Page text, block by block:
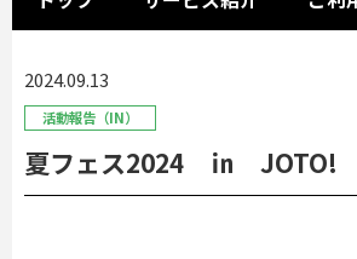
2024.09.13
活動報告（IN）
夏フェス2024 ㏌ JOTO!